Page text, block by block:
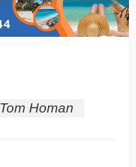
Tom Homan